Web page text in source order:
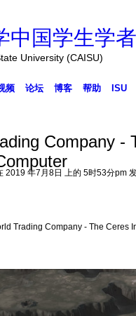
中国学生学
University (CAISU)
频 论坛 博客 帮助 ISU
Company -
2019 年7月8日 上的 5时53分pm
Trading Company - The Ceres